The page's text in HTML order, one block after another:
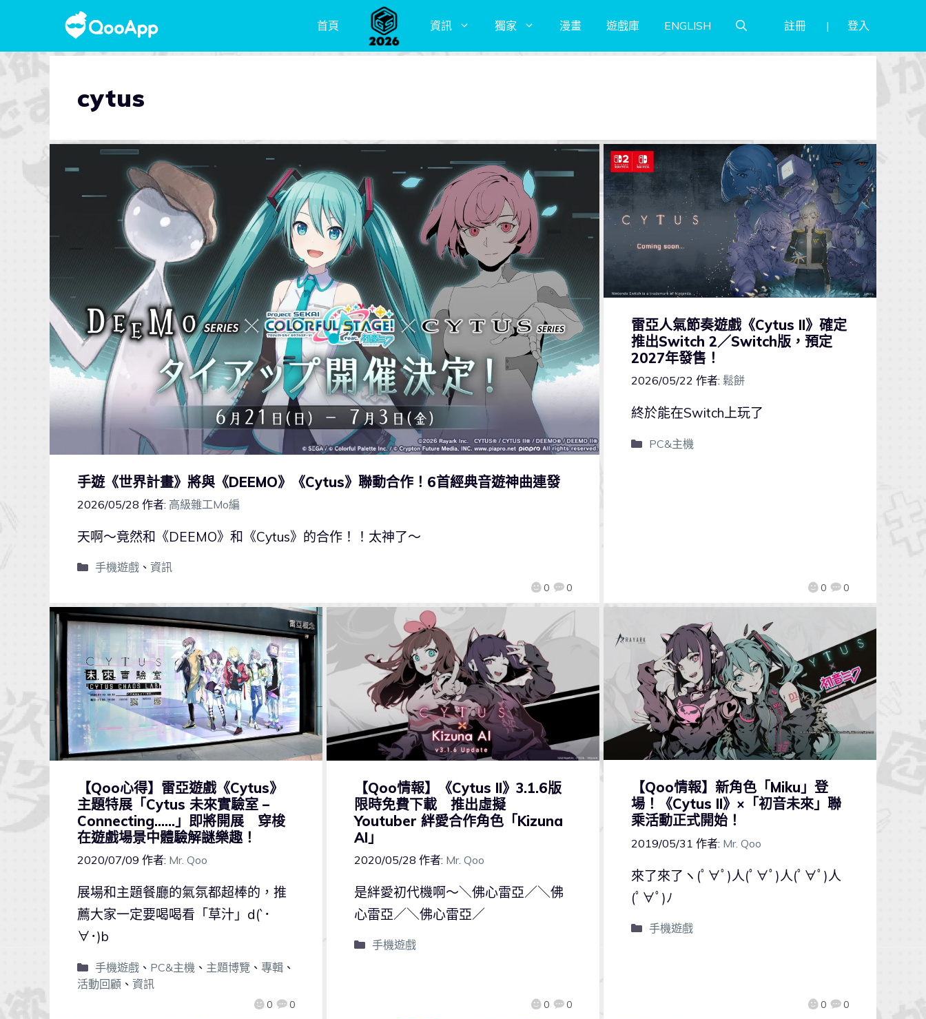
首頁 資訊 獨家 漫畫 遊戲庫 ENGLISH 註冊 登入
cytus
手遊《世界計畫》將與《DEEMO》《Cytus》聯動合作！6首經典音遊神曲連發
2026/05/28 作者: 高級雜工Mo編
0 0
天啊～竟然和《DEEMO》和《Cytus》的合作！！太神了～
手機遊戲、 資訊
雷亞人氣節奏遊戲《Cytus II》確定
推出Switch 2／Switch版，預定
2027年發售！
2026/05/22 作者: 鬆餅
0 0
終於能在Switch上玩了
PC&主機
【Qoo心得】雷亞遊戲《Cytus》
主題特展「Cytus 未來實驗室 –
Connecting……」即將開展 穿梭
在遊戲場景中體驗解謎樂趣！
2020/07/09 作者: Mr. Qoo
0 0
展場和主題餐廳的氣氛都超棒的，推
薦大家一定要喝喝看「草汁」d(`･
∀･)b
手機遊戲、 PC&主機 、 主題博覽、 專輯、
活動回顧 、 資訊
【Qoo情報】《Cytus II》3.1.6版
限時免費下載 推出虛擬
Youtuber 絆愛合作角色「Kizuna
AI」
2020/05/28 作者: Mr. Qoo
0 0
是絆愛初代機啊～＼佛心雷亞／＼佛
心雷亞／＼佛心雷亞／
手機遊戲
【Qoo情報】新角色「Miku」登
場！《Cytus II》×「初音未來」聯
乘活動正式開始！
2019/05/31 作者: Mr. Qoo
0 0
來了來了ヽ(ﾟ∀ﾟ)人(ﾟ∀ﾟ)人(ﾟ∀ﾟ)人
(ﾟ∀ﾟ)ﾉ
手機遊戲